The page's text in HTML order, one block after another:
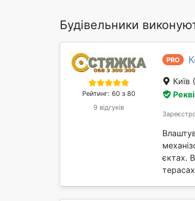
Будівельники
Рейтинг: 60 з 80
9 відгуків
PRO
Київ
єктах.